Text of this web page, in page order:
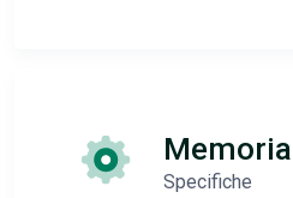
Memoria
Specifiche